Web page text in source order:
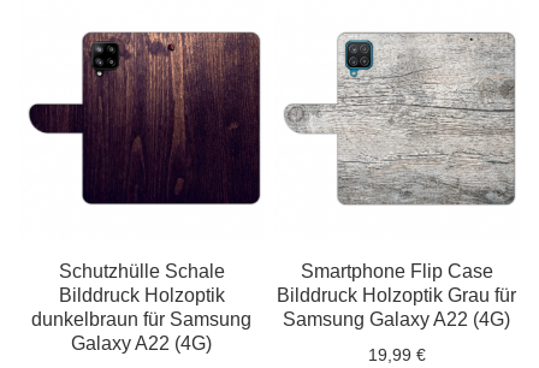
Schutzhülle Schale
Bilddruck Holzoptik
dunkelbraun für Samsung
Galaxy A22 (4G)
Smartphone Flip Case
Bilddruck Holzoptik Grau für
Samsung Galaxy A22 (4G)
19,99 €